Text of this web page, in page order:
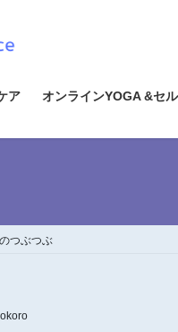
ア オンラインYOGA &セ
つぶつぶ